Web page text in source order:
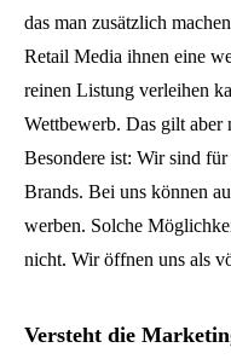
das man zusätzlich
Retail Media ihnen eine
reinen Listung verleihen
Wettbewerb. Das gilt
Besondere ist: Wir sind
Brands. Bei uns können
werben. Solche
nicht. Wir öffnen uns als
Versteht die